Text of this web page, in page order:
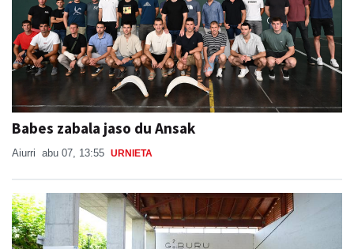
Babes zabala jaso du Ansak
Aiurri abu 07, 13:55 URNIETA